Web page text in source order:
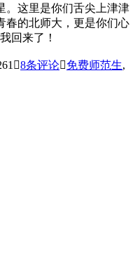
。这里是你们舌尖上津津
春的北师大，更是你们心
回来了！
8条评论免费师范生,